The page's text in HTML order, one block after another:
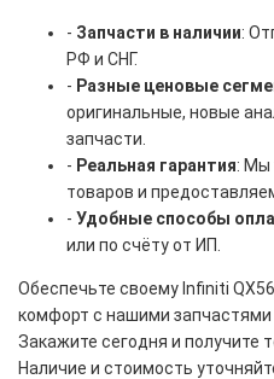
- Запчасти в наличии:
РФ и СНГ.
- Разные ценовые
оригинальные, новые
запчасти.
- Реальная гарантия: Мы
товаров и
- Удобные способы
или по счёту от ИП.
Обеспечьте своему Infiniti
комфорт с нашими запчастями
Закажите сегодня и получите
Наличие и стоимость